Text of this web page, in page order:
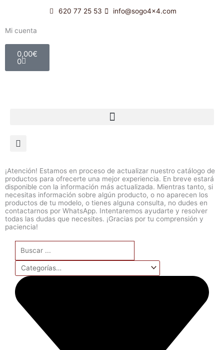
contenido
620 77 25 53 info@sogo4x4.com
Mi cuenta
0,00€
0
Carrito
¡Atención! Estamos en proceso de actualizar nuestro catálogo de
productos para ofrecerte una mejor experiencia. En breve estará
disponible con la información más actualizada. Mientras tanto, si
necesitas información sobre algún producto, o no aparecen los
productos de tu modelo, o tienes alguna consulta, no dudes en
contactarnos por WhatsApp. Intentaremos ayudarte y resolver
todas las dudas que necesites. ¡Gracias por tu comprensión y
paciencia!
Search
...